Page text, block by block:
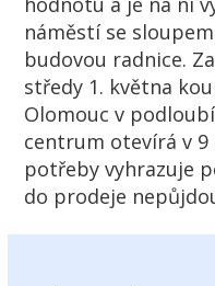
náměstí se
budovou radnice.
středy 1. května
Olomouc v
centrum otevírá v 9
potřeby vyhrazuje
do prodeje